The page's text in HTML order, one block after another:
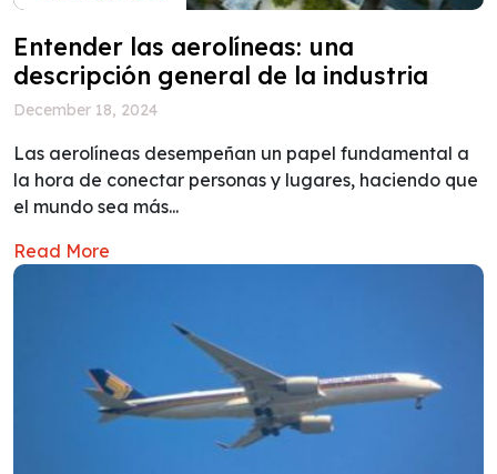
Entender las aerolíneas: una
descripción general de la industria
December 18, 2024
Las aerolíneas desempeñan un papel fundamental a
la hora de conectar personas y lugares, haciendo que
el mundo sea más...
Read More